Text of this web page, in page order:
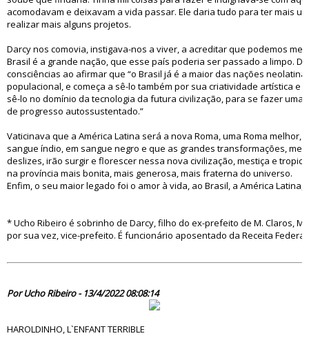
acomodavam e deixavam a vida passar. Ele daria tudo para ter mais
realizar mais alguns projetos.
Darcy nos comovia, instigava-nos a viver, a acreditar que podemos
Brasil é a grande nação, que esse país poderia ser passado a limpo.
consciências ao afirmar que “o Brasil já é a maior das nações
populacional, e começa a sê-lo também por sua criatividade artística e
sê-lo no domínio da tecnologia da futura civilização, para se fazer uma
de progresso autossustentado.”
Vaticinava que a América Latina será a nova Roma, uma Roma melhor,
sangue índio, em sangue negro e que as grandes transformações,
deslizes, irão surgir e florescer nessa nova civilização, mestiça e
na província mais bonita, mais generosa, mais fraterna do universo.
Enfim, o seu maior legado foi o amor à vida, ao Brasil, a América Latina,
* Ucho Ribeiro é sobrinho de Darcy, filho do ex-prefeito de M. Claros,
por sua vez, vice-prefeito. É funcionário aposentado da Receita Federal.
Por Ucho Ribeiro - 13/4/2022 08:08:14
HAROLDINHO, L`ENFANT TERRIBLE